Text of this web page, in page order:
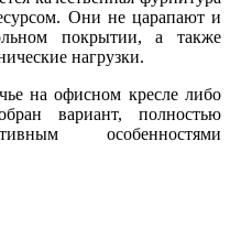
Они не царапают и
покрытии, а также
нагрузки.
на офисном кресле либо
вариант, полностью
особенностями